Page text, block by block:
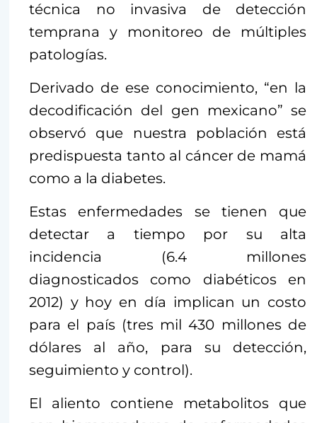
técnica no invasiva de detección
temprana y monitoreo de múltiples
patologías.
Derivado de ese conocimiento, “en la
decodificación del gen mexicano” se
observó que nuestra población está
predispuesta tanto al cáncer de mamá
como a la diabetes.
Estas enfermedades se tienen que
detectar a tiempo por su alta
incidencia (6.4 millones
diagnosticados como diabéticos en
2012) y hoy en día implican un costo
para el país (tres mil 430 millones de
dólares al año, para su detección,
seguimiento y control).
El aliento contiene metabolitos que